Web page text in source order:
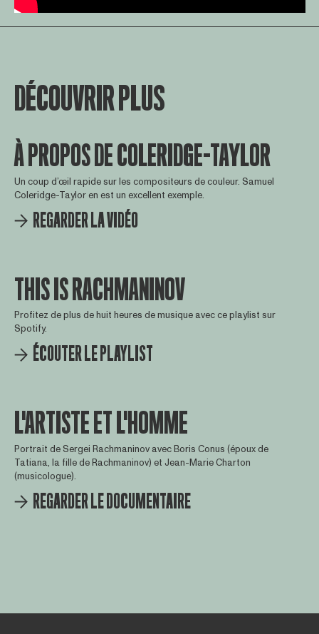
DÉCOUVRIR PLUS
À PROPOS DE COLERIDGE-TAYLOR
Un coup d’œil rapide sur les compositeurs de couleur. Samuel
Coleridge-Taylor en est un excellent exemple.
REGARDER LA VIDÉO
THIS IS RACHMANINOV
Profitez de plus de huit heures de musique avec ce playlist sur
Spotify.
ÉCOUTER LE PLAYLIST
L'ARTISTE ET L'HOMME
Portrait de Sergei Rachmaninov avec Boris Conus (époux de
Tatiana, la fille de Rachmaninov) et Jean-Marie Charton
(musicologue).
REGARDER LE DOCUMENTAIRE